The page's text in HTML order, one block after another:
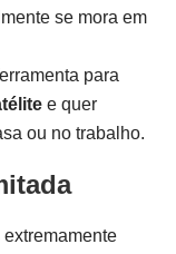
se mora em
para
e quer
ou no trabalho.